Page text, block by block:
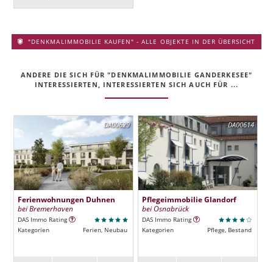
"DENKMALIMMOBILIE KAUFEN" - ALLE OBJEKTE IN DER ÜBERSICHT
ANDERE DIE SICH FÜR "DENKMALIMMOBILIE GANDERKESEE"
INTERESSIERTEN, INTERESSIERTEN SICH AUCH FÜR ...
DA00629
Ferienwohnungen Duhnen
bei Bremerhaven
DAS Immo Rating
Kategorien
Ferien, Neubau
DA00614
Pflegeimmobilie Glandorf
bei Osnabrück
DAS Immo Rating
Kategorien
Pflege, Bestand